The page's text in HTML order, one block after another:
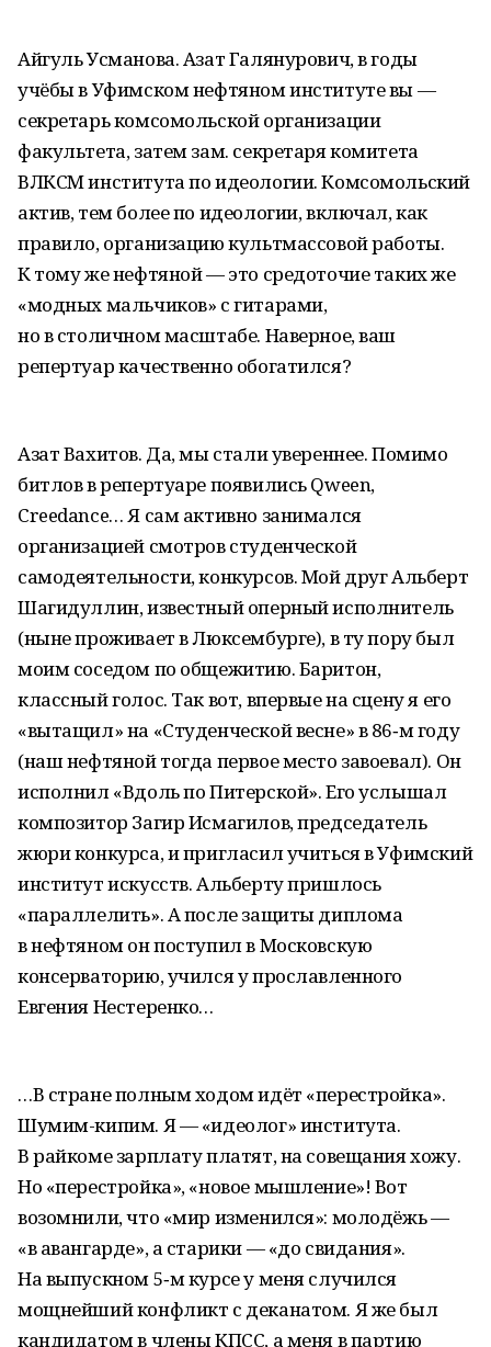
Айгуль Усманова. Азат Галянурович, в годы
учёбы в Уфимском нефтяном институте вы —
секретарь комсомольской организации
факультета, затем зам. секретаря комитета
ВЛКСМ института по идеологии. Комсомольский
актив, тем более по идеологии, включал, как
правило, организацию культмассовой работы.
К тому же нефтяной — это средоточие таких же
«модных мальчиков» с гитарами,
но в столичном масштабе. Наверное, ваш
репертуар качественно обогатился?
Азат Вахитов. Да, мы стали увереннее. Помимо
битлов в репертуаре появились Qween,
Creedance… Я сам активно занимался
организацией смотров студенческой
самодеятельности, конкурсов. Мой друг Альберт
Шагидуллин, известный оперный исполнитель
(ныне проживает в Люксембурге), в ту пору был
моим соседом по общежитию. Баритон,
классный голос. Так вот, впервые на сцену я его
«вытащил» на «Студенческой весне» в 86‑м году
(наш нефтяной тогда первое место завоевал). Он
исполнил «Вдоль по Питерской». Его услышал
композитор Загир Исмагилов, председатель
жюри конкурса, и пригласил учиться в Уфимский
институт искусств. Альберту пришлось
«параллелить». А после защиты диплома
в нефтяном он поступил в Московскую
консерваторию, учился у прославленного
Евгения Нестеренко…
…В стране полным ходом идёт «перестройка».
Шумим-кипим. Я — «идеолог» института.
В райкоме зарплату платят, на совещания хожу.
Но «перестройка», «новое мышление»! Вот
возомнили, что «мир изменился»: молодёжь —
«в авангарде», а старики — «до свидания».
На выпускном 5‑м курсе у меня случился
мощнейший конфликт с деканатом. Я же был
кандидатом в члены КПСС, а меня в партию